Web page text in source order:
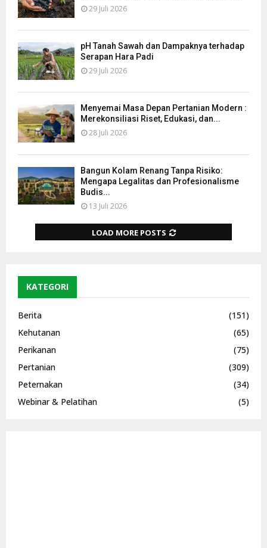
29 Juli 2026
pH Tanah Sawah dan Dampaknya terhadap
Serapan Hara Padi
29 Juli 2026
Menyemai Masa Depan Pertanian Modern :
Merekonsiliasi Riset, Edukasi, dan...
28 Juli 2026
Bangun Kolam Renang Tanpa Risiko:
Mengapa Legalitas dan Profesionalisme
Budis...
13 Juli 2026
LOAD MORE POSTS
KATEGORI
Berita
(151)
Kehutanan
(65)
Perikanan
(75)
Pertanian
(309)
Peternakan
(34)
Webinar & Pelatihan
(5)